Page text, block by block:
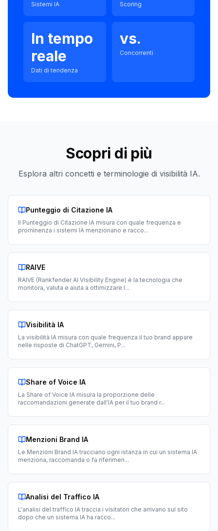
Sistemi IA Scoring
In tempo
reale
Dati di tendenza
vs.
Concorrenti
Scopri di più
Esplora altri concetti e terminologie di visibilità IA.
Punteggio di Citazione IA
Il Punteggio di Citazione IA misura con quale frequenza e
prominenza i sistemi IA menzionano e racco...
RAIVE
RAIVE (Rankfender AI Visibility Engine) è la tecnologia che
monitora, valuta e aiuta a ottimizzare l...
Visibilità IA
La visibilità IA misura con quale frequenza il tuo brand appare
nelle risposte di ChatGPT, Gemini, P...
Share of Voice IA
La Share of Voice IA misura la proporzione delle
raccomandazioni generate dall'IA per il tuo brand r...
Menzioni Brand IA
Le Menzioni Brand IA tracciano ogni istanza in cui un sistema IA
menziona, raccomanda o fa riferimen...
Analisi del Traffico IA
L'analisi del traffico IA traccia i visitatori che arrivano sul sito
dopo che un sistema IA ha racco...